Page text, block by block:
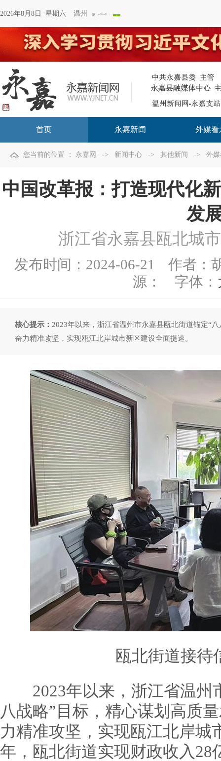
2026年8月8日 星期六 温州
首页 永嘉新闻 外媒看
您当前的位置 ： 永嘉网 -> 新闻中心 -> 其他新闻 -> 外
中国改革报：打造现代化
发
浙江省永嘉县瓯北城
发布时间： 2024-06-21
作者：
源：
字体：
核心提示： 2023年以来，浙江省温州市永嘉县瓯北街道锚定“
奋力精准攻坚，实现瓯江北岸城市新区建设全面提速。
瓯北街道接待
2023年以来，浙江省温州
八战略”目标，精心谋划高质
力精准攻坚，实现瓯江北岸城
年，瓯北街道实现财政收入28